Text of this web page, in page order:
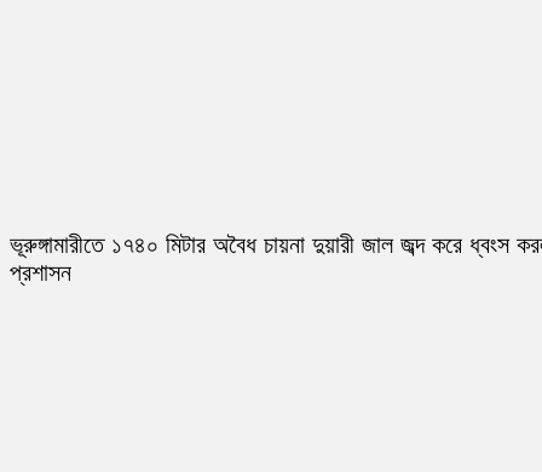
ভূরুঙ্গামারীতে ১৭৪০ মিটার অবৈধ চায়না দুয়ারী জাল জব্দ করে ধ্বংস
প্রশাসন